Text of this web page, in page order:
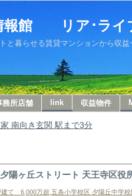
報館 リア･ライ
と暮らせる賃貸マンションから
務所店舗 link 収益物件
南向き玄関 駅まで3分
陽ヶ丘ストリート 天王寺区役
建て 6,000万超 五条小学校区 夕陽丘中学